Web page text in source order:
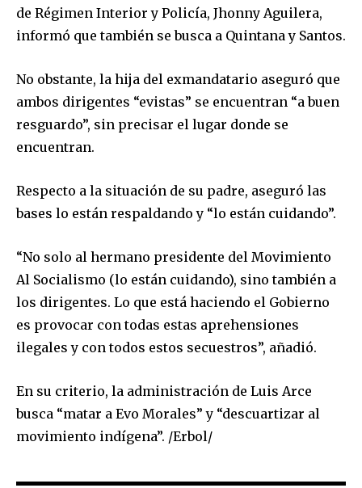
Join our community of
conversation.
To subscribe, simply enter your email address on our website
or click the subscribe button below. Don't worry, we respect
de Régimen Interior y Policía, Jhonny Aguilera,
informó que también se busca a Quintana y Santos.
No obstante, la hija del exmandatario aseguró que
ambos dirigentes “evistas” se encuentran “a buen
resguardo”, sin precisar el lugar donde se
encuentran.
Respecto a la situación de su padre, aseguró las
bases lo están respaldando y “lo están cuidando”.
“No solo al hermano presidente del Movimiento
Al Socialismo (lo están cuidando), sino también a
los dirigentes. Lo que está haciendo el Gobierno
es provocar con todas estas aprehensiones
ilegales y con todos estos secuestros”, añadió.
En su criterio, la administración de Luis Arce
busca “matar a Evo Morales” y “descuartizar al
movimiento indígena”. /Erbol/